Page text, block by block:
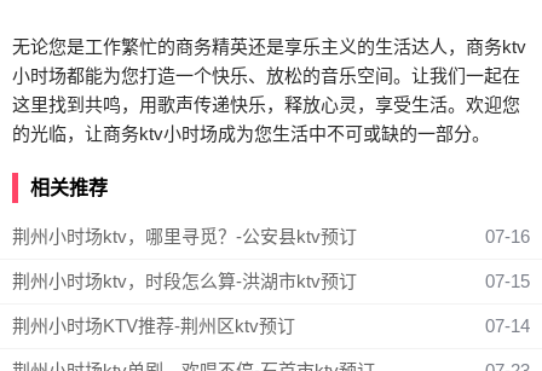
无论您是工作繁忙的商务精英还是享乐主义的生活达人，商务ktv
小时场都能为您打造一个快乐、放松的音乐空间。让我们一起在
这里找到共鸣，用歌声传递快乐，释放心灵，享受生活。欢迎您
的光临，让商务ktv小时场成为您生活中不可或缺的一部分。
相关推荐
荆州小时场ktv，哪里寻觅？-公安县ktv预订 07-16
荆州小时场ktv，时段怎么算-洪湖市ktv预订 07-15
荆州小时场KTV推荐-荆州区ktv预订 07-14